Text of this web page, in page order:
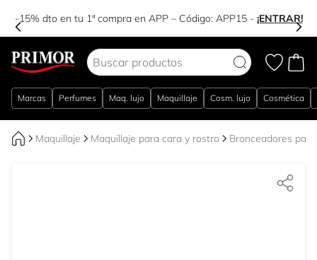
-15% dto en tu 1ª compra en APP – Código: APP15- ¡ENTRAR!
Marcas Perfumes Maq. lujo Maquillaje Cosm. lujo Cosmética
Maquillaje Maquillaje para cara y rostro Bronceadores